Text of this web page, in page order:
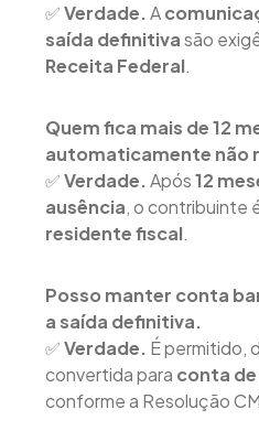
✅Verdade.A
saída definitivasão
Receita Federal.
Quem fica mais de 12
automaticamente não
✅Verdade.Após12
ausência, o contribuinte
residente fiscal.
Posso manter conta
a saída definitiva.
✅Verdade. É permitido,
convertida para conta
conforme a Resolução